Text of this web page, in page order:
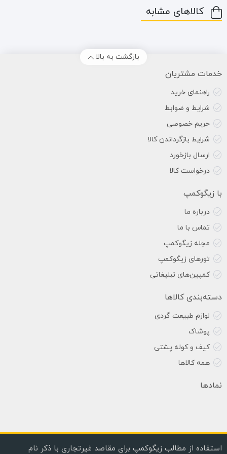
کالاهای مشابه
بازگشت به بالا
خدمات مشتریان
راهنمای خرید
شرایط و ضوابط
حریم خصوصی
شرایط بازگرداندن کالا
ارسال بازخورد
درخواست کالا
با زیگوکمپ
درباره ما
تماس با ما
مجله زیگوکمپ
تورهای زیگوکمپ
کمپین‌های تبلیغاتی
دسته‌بندی کالاها
لوازم طبیعت گردی
پوشاک
کیف و کوله پشتی
همه کالاها
نمادها
استفاده از مطالب زیگوکمپ برای مقاصد غیرتجاری با ذکر نام